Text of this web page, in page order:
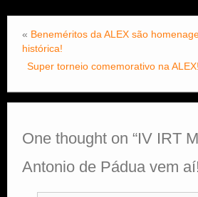
« Beneméritos da ALEX são
histórica!
Super torneio comemorativo na
One thought on “IV IRT
Antonio de Pádua vem